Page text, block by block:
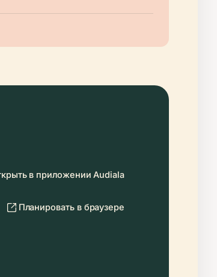
в приложении Audiala
Планировать в браузере